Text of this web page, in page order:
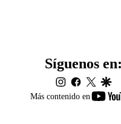
Más contenido en
Síguenos en:
instagram
facebook
twitter